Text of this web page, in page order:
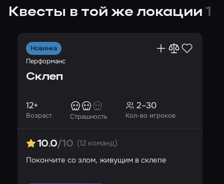
Квесты в той же локации1
Новинка
Перформанс
Склеп
Возраст
12+
Страшность Кол-во игроков
2–30
10.0/10 (12 команд)
Покончите со злом, живущим в склепе